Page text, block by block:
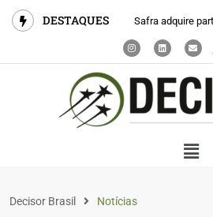
DESTAQUES Safra adquire
Decisor Brasil Notícias